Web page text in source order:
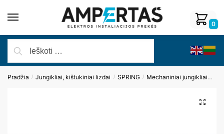
0
Pradžia / Jungikliai, kištukiniai lizdai / SPRING / Mechaniniai jungikliai